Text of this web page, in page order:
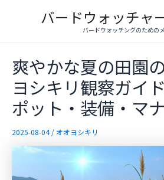
バードウォッチャ
バードウォッチングのための
爽やかな夏の田園
ヨシキリ観察ガイ
ポット・装備・マナ
2025-08-04/オオヨシキリ